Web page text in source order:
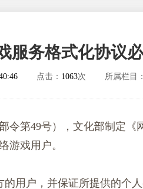
服务格式化协议
点击： 1063次 所属栏目：
令第49号），文化部制定《
游戏用户。
用户，并保证所提供的个